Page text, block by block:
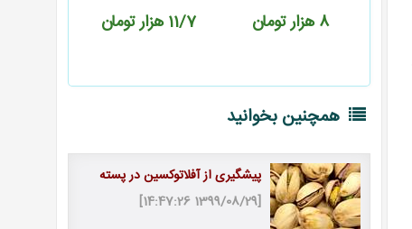
11/7هزار تومان 12هزار تومان
همچنین بخوانید
پیشگیری از آفلاتوکسین در پسته
[1399/08/29 14:47:26]